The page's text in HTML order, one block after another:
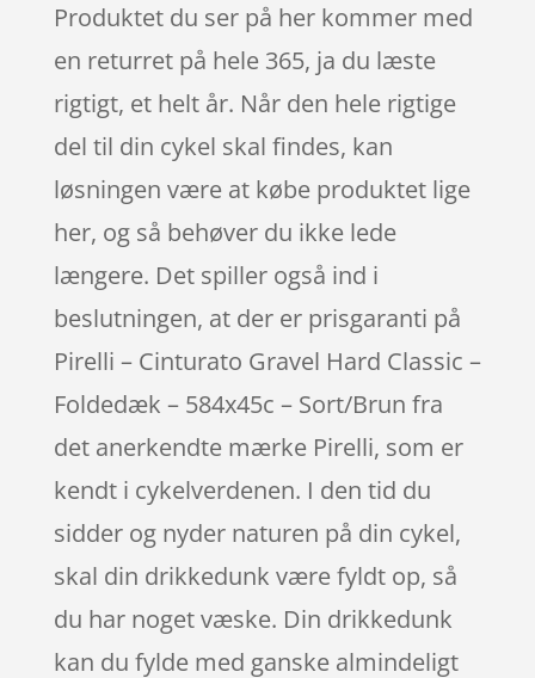
Produktet du ser på her kommer med
en returret på hele 365, ja du læste
rigtigt, et helt år. Når den hele rigtige
del til din cykel skal findes, kan
løsningen være at købe produktet lige
her, og så behøver du ikke lede
længere. Det spiller også ind i
beslutningen, at der er prisgaranti på
Pirelli – Cinturato Gravel Hard Classic –
Foldedæk – 584x45c – Sort/Brun fra
det anerkendte mærke Pirelli, som er
kendt i cykelverdenen. I den tid du
sidder og nyder naturen på din cykel,
skal din drikkedunk være fyldt op, så
du har noget væske. Din drikkedunk
kan du fylde med ganske almindeligt